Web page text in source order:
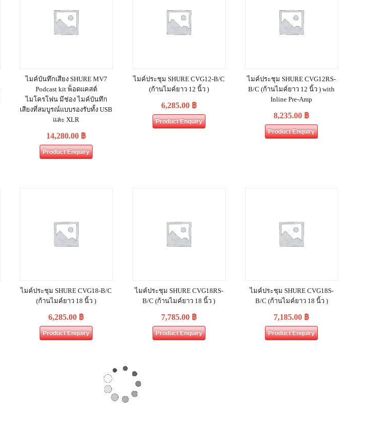
ไมค์บันทึกเสียง SHURE MV7
Podcast kit พ็อดแคสต์
ไมโครโฟน มีช่อง ไมค์บันทึก
เสียงที่สมบูรณ์แบบรองรับทั้ง USB
และ XLR
14,280.00 ฿
Product Enquiry
ไมค์ประชุม SHURE CVG12‐B/C
(ก้านไมค์ยาว 12 นิ้ว )
6,285.00 ฿
Product Enquiry
ไมค์ประชุม SHURE CVG12RS-
B/C (ก้านไมค์ยาว 12 นิ้ว ) with
Inline Pre-Amp
8,235.00 ฿
Product Enquiry
ไมค์ประชุม SHURE CVG18‐B/C
(ก้านไมค์ยาว 18 นิ้ว )
6,285.00 ฿
Product Enquiry
ไมค์ประชุม SHURE CVG18RS-
B/C (ก้านไมค์ยาว 18 นิ้ว )
7,785.00 ฿
Product Enquiry
ไมค์ประชุม SHURE CVG18S‐
B/C (ก้านไมค์ยาว 18 นิ้ว )
7,185.00 ฿
Product Enquiry